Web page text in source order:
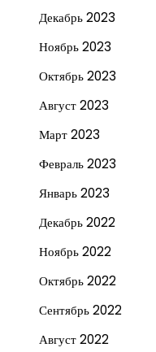
Декабрь 2023
Ноябрь 2023
Октябрь 2023
Август 2023
Март 2023
Февраль 2023
Январь 2023
Декабрь 2022
Ноябрь 2022
Октябрь 2022
Сентябрь 2022
Август 2022